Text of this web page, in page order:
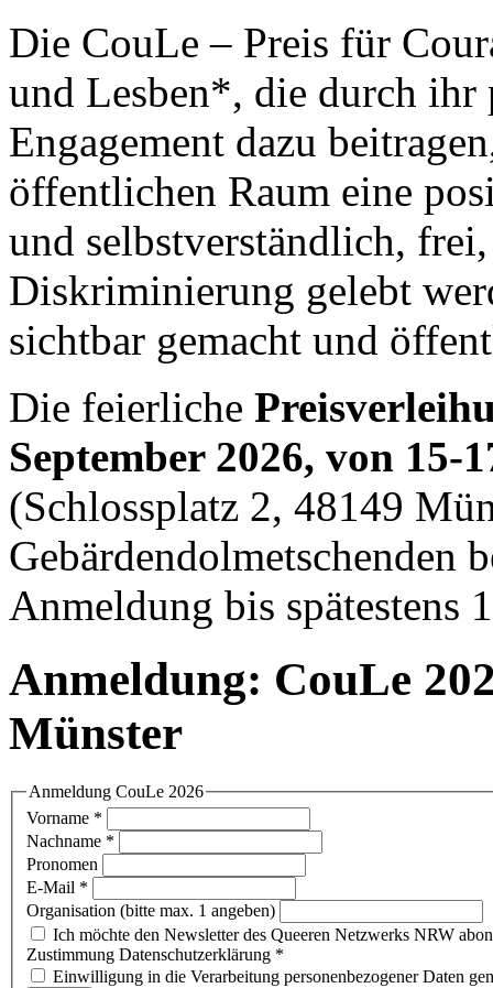
Die CouLe – Preis für
und Lesben*, die durch
Engagement dazu
öffentlichen Raum eine
und selbstverständlich,
Diskriminierung gelebt
sichtbar gemacht und
Die feierliche
September 2026, von 15-
(Schlossplatz 2, 48149
Gebärdendolmetschenden
Anmeldung bis spätestens
Anmeldung: CouLe
Münster
Anmeldung CouLe 2026
Vorname *
Nachname *
Pronomen
E-Mail *
Organisation (bitte max. 1 angeben)
Ich möchte den Newsletter des Queeren Netzwerks NRW
Zustimmung Datenschutzerklärung *
Einwilligung in die Verarbeitung personenbezogener Daten